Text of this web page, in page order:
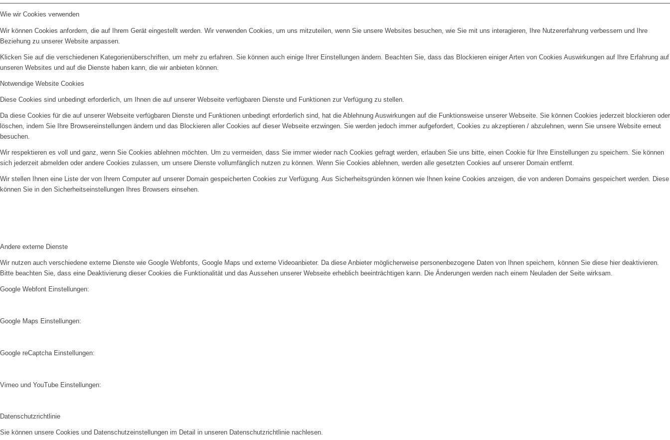
Wie wir Cookies verwenden
Wir können Cookies anfordern, die auf Ihrem Gerät eingestellt werden. Wir verwenden Cookies, um uns mitzuteilen, wenn Sie unsere Websites besuchen, wie Sie mit uns interagieren, Ihre Nutzererfahrung verbessern und Ihre
Beziehung zu unserer Website anpassen.
Klicken Sie auf die verschiedenen Kategorienüberschriften, um mehr zu erfahren. Sie können auch einige Ihrer Einstellungen ändern. Beachten Sie, dass das Blockieren einiger Arten von Cookies Auswirkungen auf Ihre Erfahrung auf
unseren Websites und auf die Dienste haben kann, die wir anbieten können.
Notwendige Website Cookies
Diese Cookies sind unbedingt erforderlich, um Ihnen die auf unserer Webseite verfügbaren Dienste und Funktionen zur Verfügung zu stellen.
Da diese Cookies für die auf unserer Webseite verfügbaren Dienste und Funktionen unbedingt erforderlich sind, hat die Ablehnung Auswirkungen auf die Funktionsweise unserer Webseite. Sie können Cookies jederzeit blockieren oder
löschen, indem Sie Ihre Browsereinstellungen ändern und das Blockieren aller Cookies auf dieser Webseite erzwingen. Sie werden jedoch immer aufgefordert, Cookies zu akzeptieren / abzulehnen, wenn Sie unsere Website erneut
besuchen.
Wir respektieren es voll und ganz, wenn Sie Cookies ablehnen möchten. Um zu vermeiden, dass Sie immer wieder nach Cookies gefragt werden, erlauben Sie uns bitte, einen Cookie für Ihre Einstellungen zu speichern. Sie können
sich jederzeit abmelden oder andere Cookies zulassen, um unsere Dienste vollumfänglich nutzen zu können. Wenn Sie Cookies ablehnen, werden alle gesetzten Cookies auf unserer Domain entfernt.
Wir stellen Ihnen eine Liste der von Ihrem Computer auf unserer Domain gespeicherten Cookies zur Verfügung. Aus Sicherheitsgründen können wie Ihnen keine Cookies anzeigen, die von anderen Domains gespeichert werden. Diese
können Sie in den Sicherheitseinstellungen Ihres Browsers einsehen.
Andere externe Dienste
Wir nutzen auch verschiedene externe Dienste wie Google Webfonts, Google Maps und externe Videoanbieter. Da diese Anbieter möglicherweise personenbezogene Daten von Ihnen speichern, können Sie diese hier deaktivieren.
Bitte beachten Sie, dass eine Deaktivierung dieser Cookies die Funktionalität und das Aussehen unserer Webseite erheblich beeinträchtigen kann. Die Änderungen werden nach einem Neuladen der Seite wirksam.
Google Webfont Einstellungen:
Google Maps Einstellungen:
Google reCaptcha Einstellungen:
Vimeo und YouTube Einstellungen:
Datenschutzrichtlinie
Sie können unsere Cookies und Datenschutzeinstellungen im Detail in unseren Datenschutzrichtlinie nachlesen.